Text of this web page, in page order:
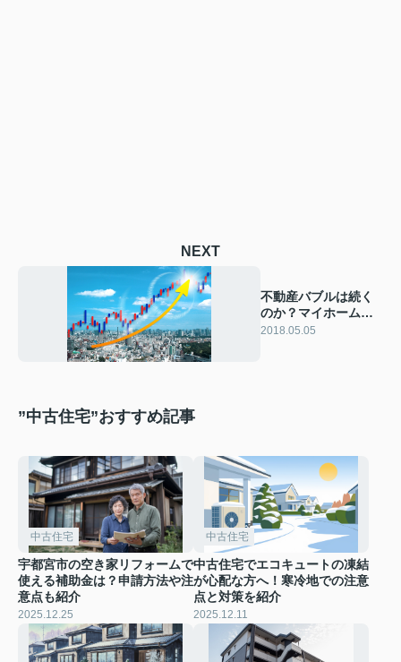
NEXT
不動産バブルは続く
のか？マイホームの
買い時は。
2018.05.05
”中古住宅”おすすめ記事
中古住宅
宇都宮市の空き家リフォームで
使える補助金は？申請方法や注
意点も紹介
2025.12.25
中古住宅
中古住宅でエコキュートの凍結
が心配な方へ！寒冷地での注意
点と対策を紹介
2025.12.11